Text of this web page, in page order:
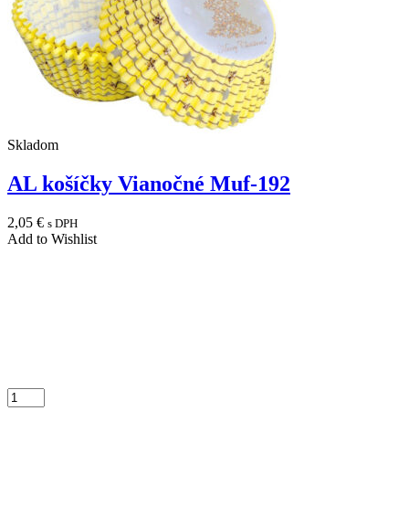
Skladom
AL košíčky Vianočné Muf-192
2,05 € s DPH
Add to Wishlist